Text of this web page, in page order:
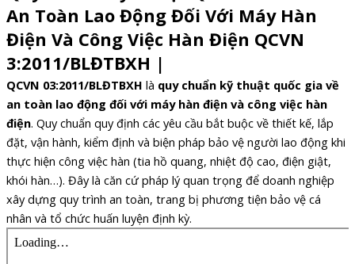
An Toàn Lao Động Đối Với Máy Hàn
Điện Và Công Việc Hàn Điện QCVN
3:2011/BLĐTBXH |
QCVN 03:2011/BLĐTBXH là quy chuẩn kỹ thuật quốc gia về
an toàn lao động đối với máy hàn điện và công việc hàn
điện. Quy chuẩn quy định các yêu cầu bắt buộc về thiết kế, lắp
đặt, vận hành, kiểm định và biện pháp bảo vệ người lao động khi
thực hiện công việc hàn (tia hồ quang, nhiệt độ cao, điện giật,
khói hàn…). Đây là căn cứ pháp lý quan trọng để doanh nghiệp
xây dựng quy trình an toàn, trang bị phương tiện bảo vệ cá
nhân và tổ chức huấn luyện định kỳ.